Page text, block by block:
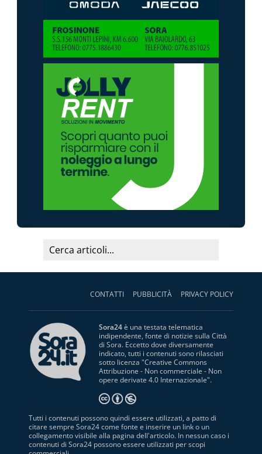
CONTATTI PUBBLICITÀ PRIVACY POLICY
Sora24è una testata telematica
indipendente, fonte di notizie sulla Città
di Sora. Eccetto dove diversamente
indicato, tutti i contenuti sono rilasciati
sotto licenza "Creative Commons
Attribuzione - Non commerciale - Non
opere derivate 4.0 Internazionale".
Tutti i contenuti possono quindi essere utilizzati, a patto di
citare sempre Sora24 come fonte e inserire un link o un
collegamento visibile alla pagina dell'articolo. In nessun caso i
contenuti di Sora24 possono essere utilizzati per scopi